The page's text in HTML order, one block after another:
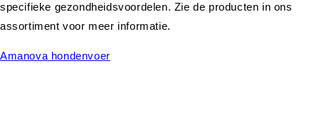
specifieke gezondheidsvoordelen. Zie de producten in ons
assortiment voor meer informatie.
Amanova hondenvoer